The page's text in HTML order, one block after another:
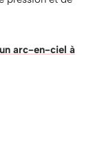
arc-en-ciel à